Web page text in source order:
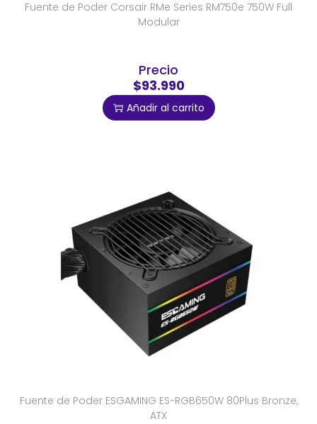
Fuente de Poder Corsair RMe Series RM750e 750W Full
Modular
Precio
$93.990
Añadir al carrito
Fuente de Poder ESGAMING ES-RGB650W 80Plus Bronze,
ATX